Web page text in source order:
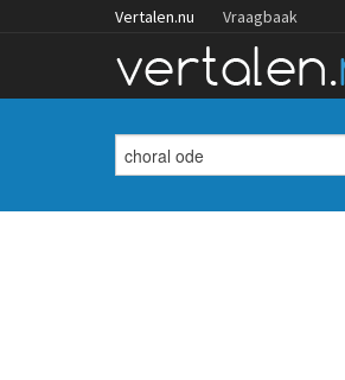
Vertalen.nu Vraagbaak